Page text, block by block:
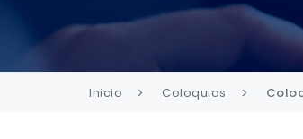
Inicio Coloquios